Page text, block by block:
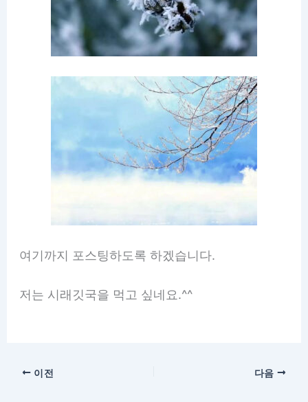
여기까지 포스팅하도록 하겠습니다.
저는 시래깃국을 먹고 싶네요.^^
이전 다음